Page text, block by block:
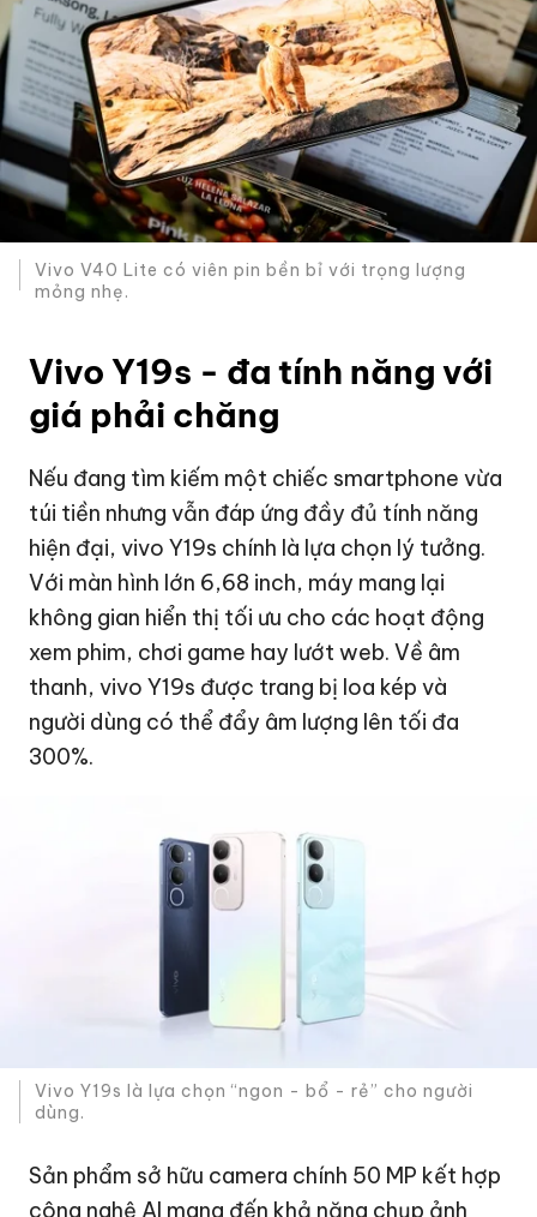
Vivo V40 Lite có viên pin bền bỉ với trọng lượng
mỏng nhẹ.
Vivo Y19s - đa tính năng với
giá phải chăng
Nếu đang tìm kiếm một chiếc smartphone vừa
túi tiền nhưng vẫn đáp ứng đầy đủ tính năng
hiện đại, vivo Y19s chính là lựa chọn lý tưởng.
Với màn hình lớn 6,68 inch, máy mang lại
không gian hiển thị tối ưu cho các hoạt động
xem phim, chơi game hay lướt web. Về âm
thanh, vivo Y19s được trang bị loa kép và
người dùng có thể đẩy âm lượng lên tối đa
300%.
Vivo Y19s là lựa chọn “ngon - bổ - rẻ” cho người
dùng.
Sản phẩm sở hữu camera chính 50 MP kết hợp
công nghệ AI mang đến khả năng chụp ảnh